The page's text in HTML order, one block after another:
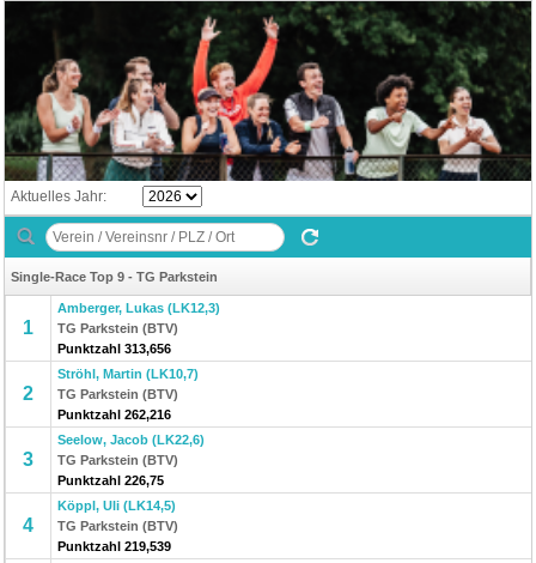
Aktuelles Jahr:
Single-Race Top 9 - TG Parkstein
1
Amberger, Lukas (LK12,3)
TG Parkstein (BTV)
Punktzahl 313,656
2
Ströhl, Martin (LK10,7)
TG Parkstein (BTV)
Punktzahl 262,216
3
Seelow, Jacob (LK22,6)
TG Parkstein (BTV)
Punktzahl 226,75
4
Köppl, Uli (LK14,5)
TG Parkstein (BTV)
Punktzahl 219,539